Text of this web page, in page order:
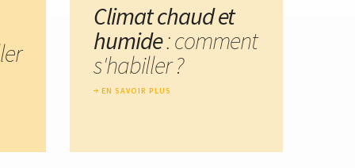
Climat chaud et
humide: comment
s'habiller ?
EN SAVOIR PLUS